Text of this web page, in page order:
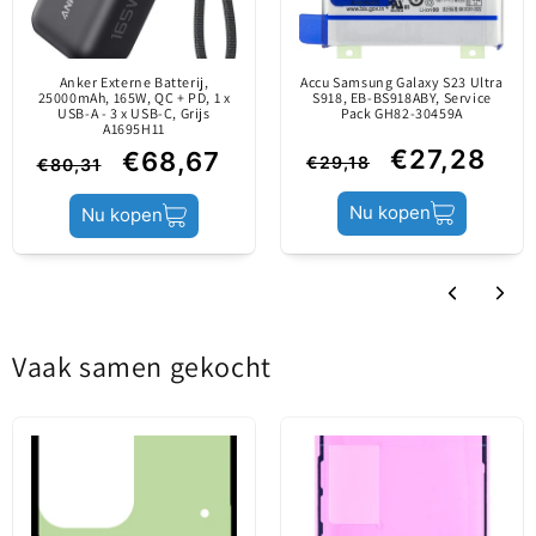
- Afmetingen: 34,2 x 3,5 x 5,7 cm
Anker Externe Batterij,
25000mAh, 165W, QC + PD, 1 x
USB-A - 3 x USB-C, Grijs
A1695H11
€80,31 €68,67
Nu kopen
Accu Samsung Galaxy S23 Ultra
S918, EB-BS918ABY, Service
Pack GH82-30459A
€29,18 €27,28
Nu kopen
Vaak samen gekocht